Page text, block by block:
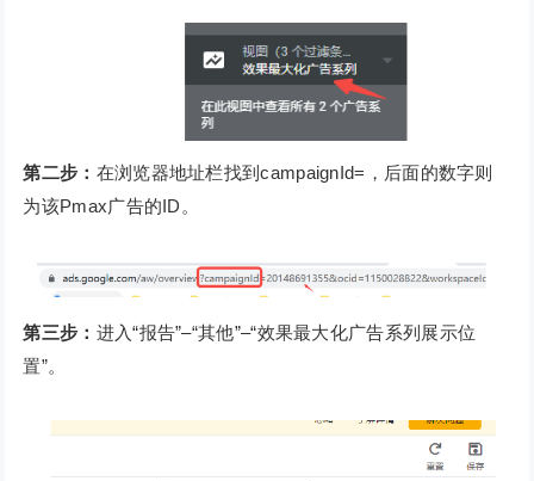
第二步： 在浏览器地址栏找到campaignId=，后面的数字则
为该Pmax广告的ID。
第三步： 进入“报告”–“其他”–“效果最大化广告系列展示位
置”。